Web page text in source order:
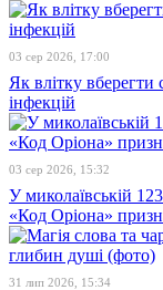
03 сер 2026, 17:00
Як влітку вберегти
інфекцій
03 сер 2026, 15:32
У миколаївській
«Код Оріона»
31 лип 2026, 15:34